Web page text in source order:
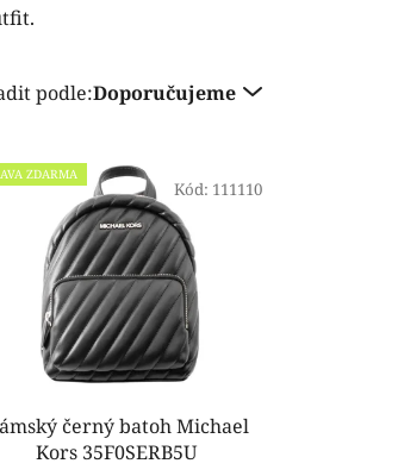
podle:Doporučujeme
ZDARMA
černý batoh Michael
Kors 35F0SERB5U
Kód: 111110